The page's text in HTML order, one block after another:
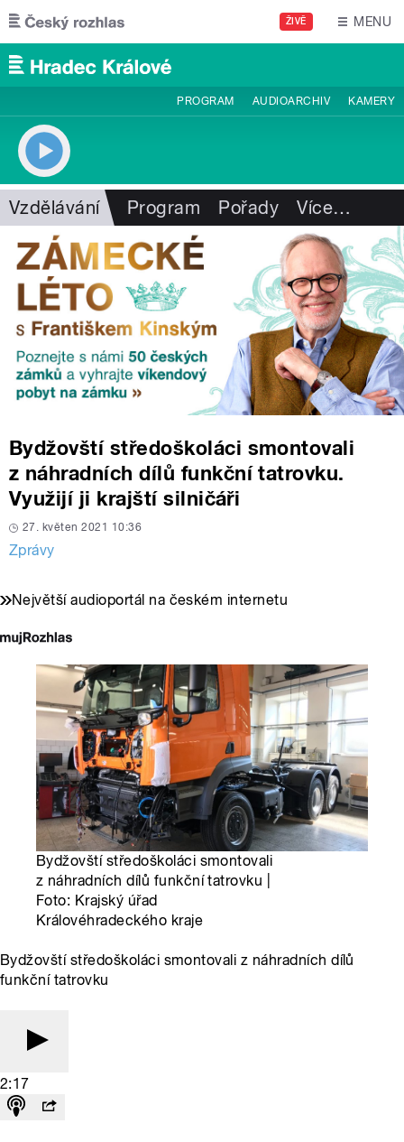
Přejít k hlavnímu obsahu
ŽIVĚ MENU
PROGRAM AUDIOARCHIV KAMERY
Vzdělávání Program Pořady Více…
Bydžovští středoškoláci smontovali
z náhradních dílů funkční tatrovku.
Využijí ji krajští silničáři
27. květen 2021 10:36
Zprávy
Největší audioportál na českém internetu
Bydžovští středoškoláci smontovali
z náhradních dílů funkční tatrovku |
Foto: Krajský úřad
Královéhradeckého kraje
Bydžovští středoškoláci smontovali z náhradních dílů
funkční tatrovku
2:17